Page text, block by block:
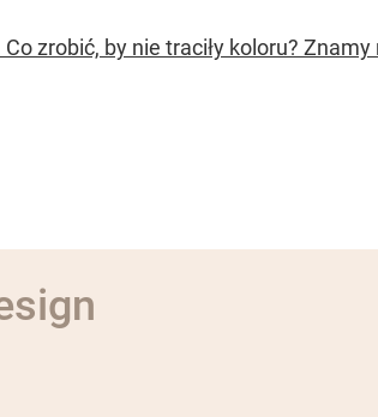
zrobić, by nie traciły koloru?